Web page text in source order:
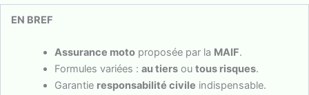
EN BREF
Assurance moto proposée par la MAIF.
Formules variées :au tiers outous risques.
Garantie responsabilité civile indispensable.